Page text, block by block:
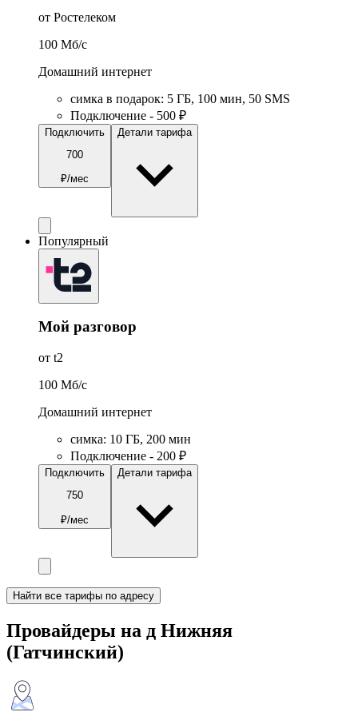
от Ростелеком
100 Мб/c
Домашний интернет
симка в подарок: 5 ГБ, 100 мин, 50 SMS
Подключение - 500 ₽
Подключить
700
₽/мес
Детали тарифа
Популярный
Мой разговор
от t2
100 Мб/c
Домашний интернет
симка: 10 ГБ, 200 мин
Подключение - 200 ₽
Подключить
750
₽/мес
Детали тарифа
Найти все тарифы по адресу
Провайдеры на д Нижняя
(Гатчинский)